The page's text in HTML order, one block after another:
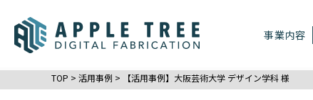
事業内容
TOP > 活用事例 > 【活用事例】大阪芸術大学 デザイン学科 様